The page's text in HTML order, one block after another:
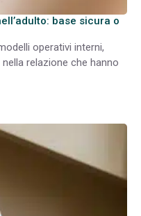
base sicura o
operativi interni,
relazione che hanno